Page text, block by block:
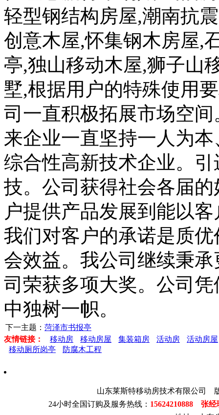
轻型钢结构房屋,潮南抗
创意木屋,怀集钢木房屋,
亭,独山移动木屋,狮子山
墅,根据用户的特殊使用
司一直积极拓展市场空
来企业一直坚持一人为
综合性高新技术企业。
技。公司获得社会各届
户提供产品发展到能以
我们对客户的承诺是质
会效益。我公司继续秉
司荣获多项大奖。公司
中独树一帜。
下一主题： 菏泽市书报亭
友情链接：
移动房 移动房屋 集装箱房 活动房
活动房屋
移动厕所岗亭
防腐木工程
山东莱斯特移动房技术有限公司
24小时全国订购及服务热线： 15624210888 张